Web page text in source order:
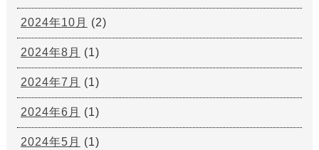
2024年10月 (2)
2024年8月 (1)
2024年7月 (1)
2024年6月 (1)
2024年5月 (1)